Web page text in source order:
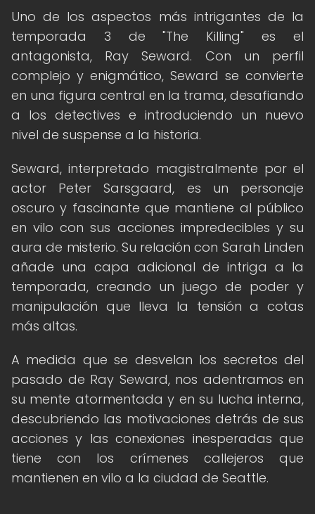
Uno de los aspectos más intrigantes de la
temporada 3 de "The Killing" es el
antagonista, Ray Seward. Con un perfil
complejo y enigmático, Seward se convierte
en una figura central en la trama, desafiando
a los detectives e introduciendo un nuevo
nivel de suspense a la historia.
Seward, interpretado magistralmente por el
actor Peter Sarsgaard, es un personaje
oscuro y fascinante que mantiene al público
en vilo con sus acciones impredecibles y su
aura de misterio. Su relación con Sarah Linden
añade una capa adicional de intriga a la
temporada, creando un juego de poder y
manipulación que lleva la tensión a cotas
más altas.
A medida que se desvelan los secretos del
pasado de Ray Seward, nos adentramos en
su mente atormentada y en su lucha interna,
descubriendo las motivaciones detrás de sus
acciones y las conexiones inesperadas que
tiene con los crímenes callejeros que
mantienen en vilo a la ciudad de Seattle.